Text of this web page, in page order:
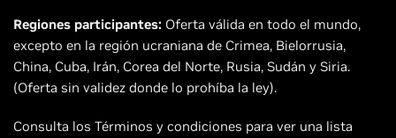
Regiones participantes: Oferta válida en todo el mundo,
excepto en la región ucraniana de Crimea, Bielorrusia,
China, Cuba, Irán, Corea del Norte, Rusia, Sudán y Siria.
(Oferta sin validez donde lo prohíba la ley).
Consulta los Términos y condiciones para ver una lista